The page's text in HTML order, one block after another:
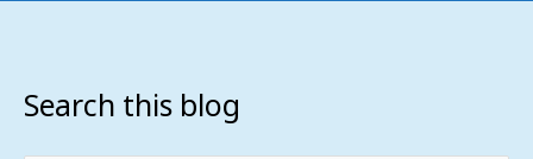
Search this blog
Select